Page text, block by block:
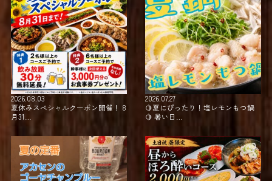
2026.08.03
夏休みスペシャルクーポン開催！ 8
月31…
2026.07.27
⁡🍋夏にぴったり！塩レモンもつ鍋
🍋 暑い日…